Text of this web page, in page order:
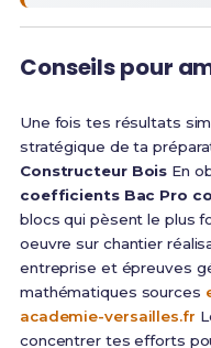
Conseils pour
Une fois tes résultats
stratégique de ta
Constructeur Bois En
coefficients Bac Pro
blocs qui pèsent le plus
oeuvre sur chantier
entreprise et épreuves
mathématiques sources
academie-versailles.fr
concentrer tes efforts